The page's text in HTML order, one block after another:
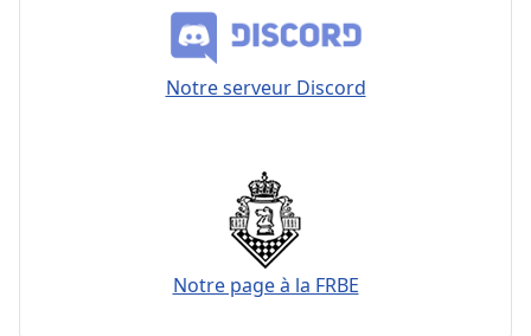
Notre serveur Discord
Notre page à la FRBE